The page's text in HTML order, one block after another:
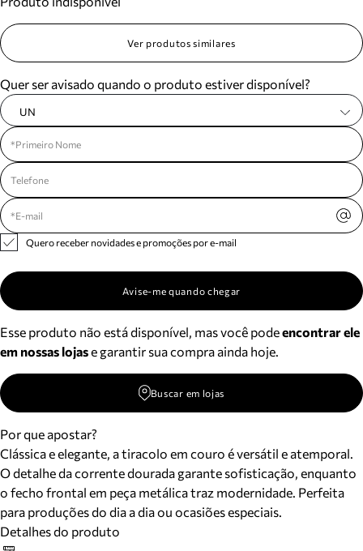
Ver produtos similares
Quer ser avisado quando o produto estiver disponível?
UN
Quero receber novidades e promoções por e-mail
Avise-me quando chegar
Esse produto não está disponível, mas você podeencontrar ele
em nossas lojase garantir sua compra ainda hoje.
Buscar em lojas
Por que apostar?
Clássica e elegante, a tiracolo em couro é versátil e atemporal.
O detalhe da corrente dourada garante sofisticação, enquanto
o fecho frontal em peça metálica traz modernidade. Perfeita
para produções do dia a dia ou ocasiões especiais.
Detalhes do produto